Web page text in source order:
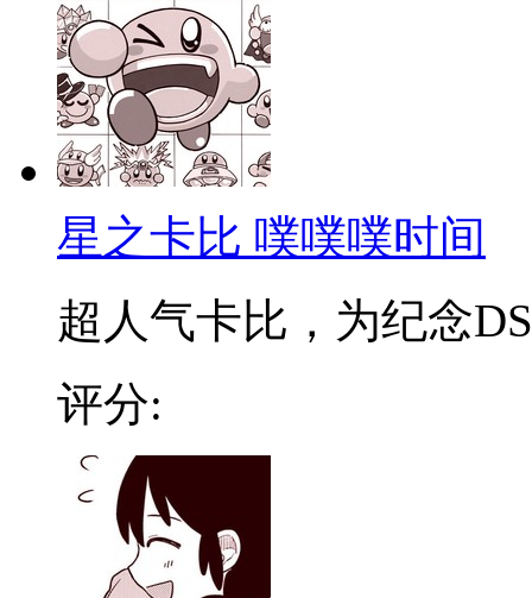
星之卡比 噗噗噗时间
超人气卡比，为纪念
评分: